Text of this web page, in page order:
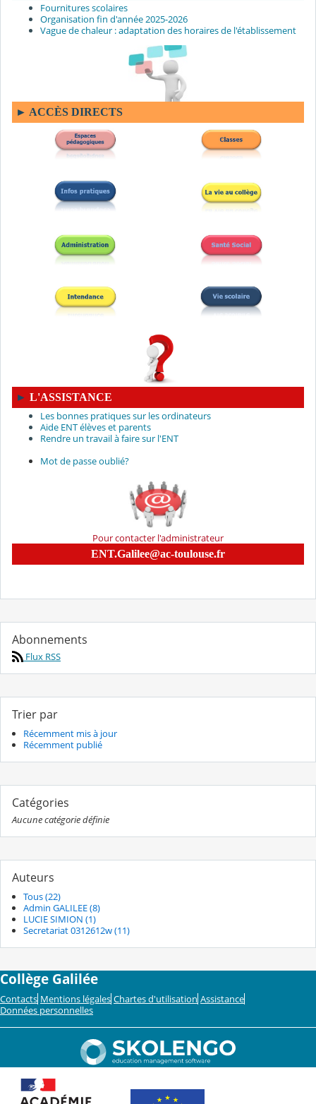
Fournitures scolaires
Organisation fin d'année 2025-2026
Vague de chaleur : adaptation des horaires de l'établissement
► ACCÈS DIRECTS
► L'ASSISTANCE
Les bonnes pratiques sur les ordinateurs
Aide ENT élèves et parents
Rendre un travail à faire sur l'ENT
Mot de passe oublié?
Pour contacter l'administrateur
ENT.Galilee@ac-toulouse.fr
Abonnements
Flux RSS
Trier par
Récemment mis à jour
Récemment publié
Catégories
Aucune catégorie définie
Auteurs
Tous (22)
Admin GALILEE (8)
LUCIE SIMION (1)
Secretariat 0312612w (11)
Collège Galilée
Contacts Mentions légales Chartes d'utilisation Assistance
Données personnelles